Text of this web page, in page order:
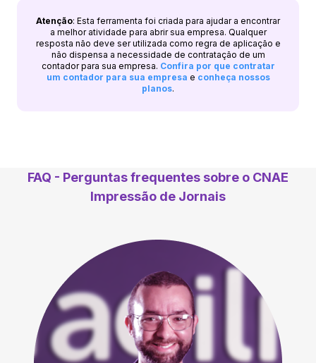
Atenção: Esta ferramenta foi criada para ajudar a encontrar
a melhor atividade para abrir sua empresa. Qualquer
resposta não deve ser utilizada como regra de aplicação e
não dispensa a necessidade de contratação de um
contador para sua empresa. Confira por que contratar
um contador para sua empresa e conheça nossos
planos.
FAQ - Perguntas frequentes sobre o CNAE
Impressão de Jornais